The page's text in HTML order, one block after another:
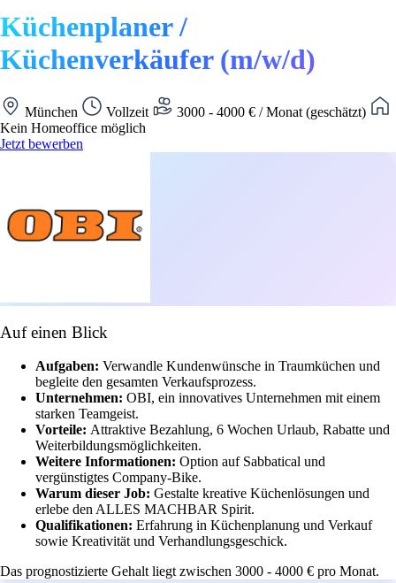
Küchenplaner /
Küchenverkäufer (m/w/d)
München Vollzeit
3000 - 4000 € / Monat (geschätzt)
Kein Homeoffice möglich
Jetzt bewerben
Auf einen Blick
Aufgaben: Verwandle Kundenwünsche in Traumküchen und
begleite den gesamten Verkaufsprozess.
Unternehmen: OBI, ein innovatives Unternehmen mit einem
starken Teamgeist.
Vorteile: Attraktive Bezahlung, 6 Wochen Urlaub, Rabatte und
Weiterbildungsmöglichkeiten.
Weitere Informationen: Option auf Sabbatical und
vergünstigtes Company-Bike.
Warum dieser Job: Gestalte kreative Küchenlösungen und
erlebe den ALLES MACHBAR Spirit.
Qualifikationen: Erfahrung in Küchenplanung und Verkauf
sowie Kreativität und Verhandlungsgeschick.
Das prognostizierte Gehalt liegt zwischen 3000 - 4000 € pro Monat.